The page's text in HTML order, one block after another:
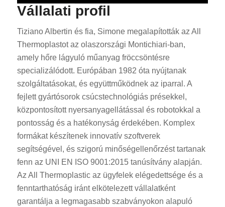
Vállalati profil
Tiziano Albertin és fia, Simone megalapították az All
Thermoplastot az olaszországi Montichiari-ban,
amely hőre lágyuló műanyag fröccsöntésre
specializálódott. Európában 1982 óta nyújtanak
szolgáltatásokat, és együttműködnek az iparral. A
fejlett gyártósorok csúcstechnológiás présekkel,
központosított nyersanyagellátással és robotokkal a
pontosság és a hatékonyság érdekében. Komplex
formákat készítenek innovatív szoftverek
segítségével, és szigorú minőségellenőrzést tartanak
fenn az UNI EN ISO 9001:2015 tanúsítvány alapján.
Az All Thermoplastic az ügyfelek elégedettsége és a
fenntarthatóság iránt elkötelezett vállalatként
garantálja a legmagasabb szabványokon alapuló